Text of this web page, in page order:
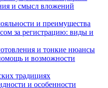
и смысл вложений
и преимущества
за регистрацию: виды и
и тонкие нюансы
и возможности
традициях
и особенности